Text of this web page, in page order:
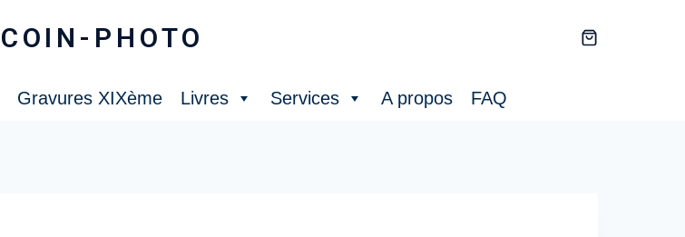
COIN-PHOTO
Gravures XIXème Livres Services A propos FAQ